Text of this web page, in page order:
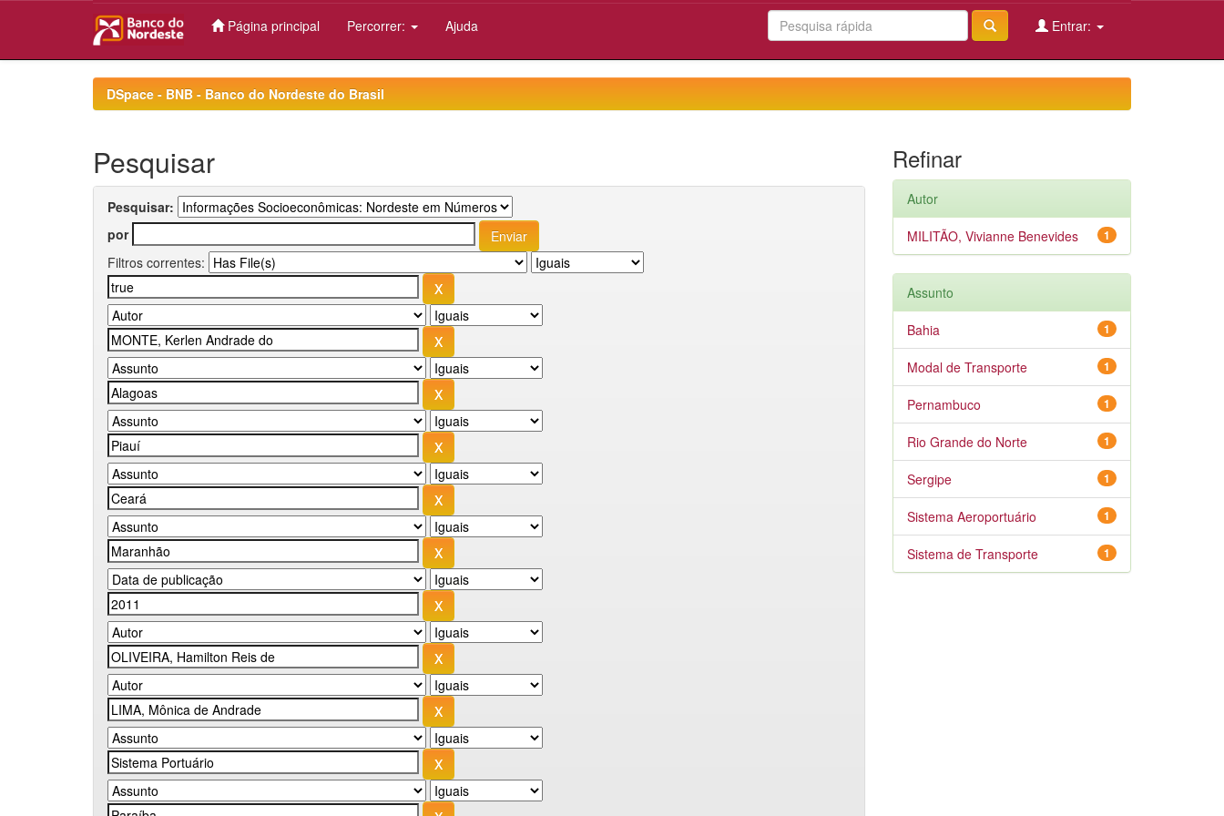
Página principal Percorrer: Ajuda Entrar:
DSpace - BNB - Banco do Nordeste do Brasil
Pesquisar
Pesquisar:
por
Filtros correntes:
Refinar
Autor
1
MILITÃO, Vivianne Benevides
Assunto
1
Bahia
1
Modal de Transporte
1
Pernambuco
1
Rio Grande do Norte
1
Sergipe
1
Sistema Aeroportuário
1
Sistema de Transporte